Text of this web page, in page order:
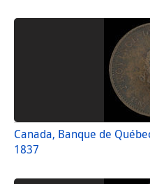
Canada, Banque de
1837